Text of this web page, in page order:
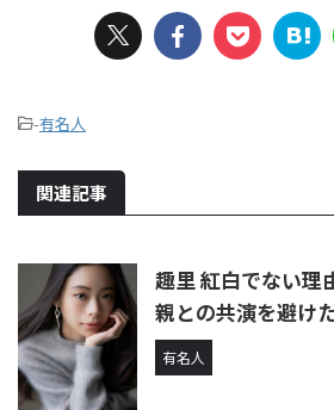
-有名人
関連記事
趣里 紅白でない理
親との共演を避け
有名人